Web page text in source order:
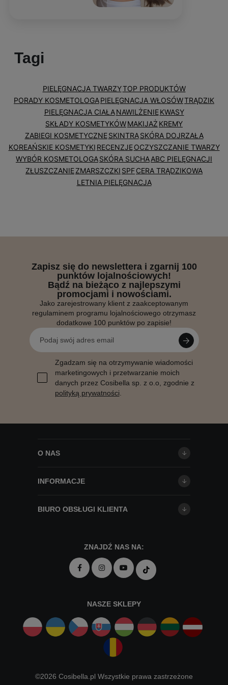
Tagi
PIELĘGNACJA TWARZYTOP PRODUKTÓW
PORADY KOSMETOLOGAPIELĘGNACJA WŁOSÓWTRĄDZIK
PIELĘGNACJA CIAŁA NAWILŻENIE KWASY
SKŁADY KOSMETYKÓWMAKIJAŻ KREMY
ZABIEGI KOSMETYCZNE SKINTRA SKÓRA DOJRZAŁA
KOREAŃSKIE KOSMETYKI RECENZJE OCZYSZCZANIE TWARZY
WYBÓR KOSMETOLOGASKÓRA SUCHAABC PIELĘGNACJI
ZŁUSZCZANIEZMARSZCZKI SPFCERA TRĄDZIKOWA
LETNIA PIELĘGNACJA
Zapisz się do newslettera i zgarnij 100
punktów lojalnościowych!
Bądź na bieżąco z najlepszymi
promocjami i nowościami.
Jako zarejestrowany klient z zaakceptowanym
regulaminem programu lojalnościowego otrzymasz
dodatkowe 100 punktów po zapisie!
Zgadzam się na otrzymywanie wiadomości
marketingowych i przetwarzanie moich
danych przez Cosibella sp. z o.o, zgodnie z
polityką prywatności
O NAS
INFORMACJE
BIURO OBSŁUGI KLIENTA
ZNAJDŹ NAS NA:
NASZE SKLEPY
©2026 Cosibella.pl Wszystkie prawa zastrzeżone